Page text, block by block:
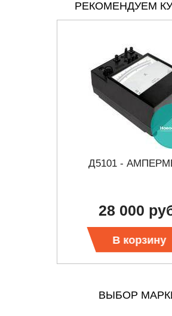
РЕКОМЕНДУЕМ
Д5101 -
28 000
В корзину
ВЫБОР